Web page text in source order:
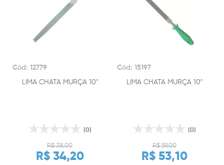
Cód: 12779
LIMA CHATA MURÇA 10"
(0)
R$ 38,00
R$ 34,20
Cód: 15197
LIMA CHATA MURÇA 10"
(0)
R$ 59,00
R$ 53,10